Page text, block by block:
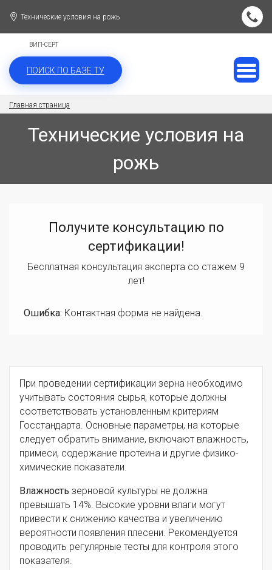
Технические условия на рожь
ВИП-СЕРТ
ПОИСК ПО БАЗЕ ТУ
Главная страница
Технические условия на
рожь
Получите консультацию по
сертификации!
Бесплатная консультация эксперта со стажем 9
лет!
Ошибка: Контактная форма не найдена.
При проведении сертификации зерна необходимо
учитывать состояния сырья, которые должны
соответствовать установленным критериям
Госстандарта. Основные параметры, на которые
следует обратить внимание, включают влажность,
примеси, содержание протеина и другие физико-
химические показатели.
Влажность зерновой культуры не должна
превышать 14%. Высокие уровни влаги могут
привести к снижению качества и увеличению
вероятности появления плесени. Рекомендуется
проводить регулярные тесты для контроля этого
показателя.